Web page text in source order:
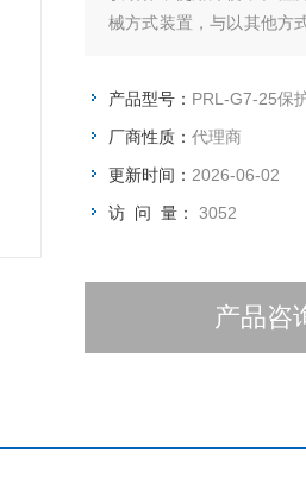
械方式装置，与以其他方
产品型号： PRL-G7-25保
厂商性质： 代理商
更新时间： 2026-06-02
访 问 量： 3052
产品咨